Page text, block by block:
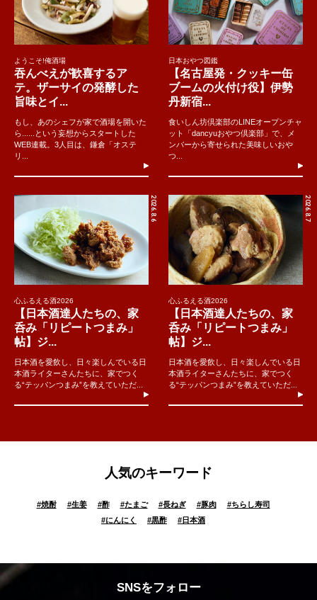
ようこそ!俺酒場
吞んべえが歓喜するア
テ。ザーサイの発酵した
旨味とイ...
もし、あのシェフが家で酒場を開いた
ら......という妄想からスタートした
WEB連載。3人目は、鎌倉「オステ
リ...
日本おやつ図鑑
【名古屋発・クッキー缶
ブームの火付け役】伊勢
丹新宿...
食いしん坊倶楽部のLINEオープンチャ
ット「dancyuおやつ倶楽部」で、メ
ンバーから寄せられた美味しいおや
つ...
2026.8.6
心ふるえる酒2026
【日本酒達人たちの、家
呑み「リピートつまみ」
帖】ジ...
日本酒を愛飲し、日々楽しんでいる日
本酒ライターさんたちに、家でつく
る“テッパンつまみ”を教えていただ...
2026.8.7
心ふるえる酒2026
【日本酒達人たちの、家
呑み「リピートつまみ」
帖】ジ...
日本酒を愛飲し、日々楽しんでいる日
本酒ライターさんたちに、家でつく
る“テッパンつまみ”を教えていただ...
人気のキーワード
#焼酎 #生姜 #酢 #たまご #長ねぎ #豚肉 #ちらし寿司
#にんにく #黒酢 #日本酒
SNSをフォロー